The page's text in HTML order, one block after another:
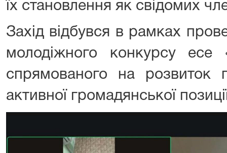
їх становлення як свідомих
Захід відбувся в рамках
молодіжного конкурсу
спрямованого на розвиток
активної громадянської